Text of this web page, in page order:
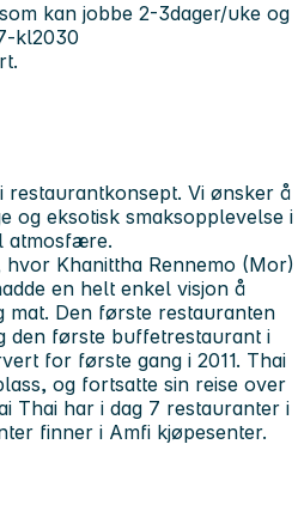
kan jobbe 2-3dager/uke og
kl2030
restaurantkonsept. Vi ønsker å
og eksotisk smaksopplevelse i
atmosfære.
hvor Khanittha Rennemo (Mor)
en helt enkel visjon å
mat. Den første restauranten
den første buffetrestaurant i
for første gang i 2011. Thai
og fortsatte sin reise over
Thai har i dag 7 restauranter i
finner i Amfi kjøpesenter.